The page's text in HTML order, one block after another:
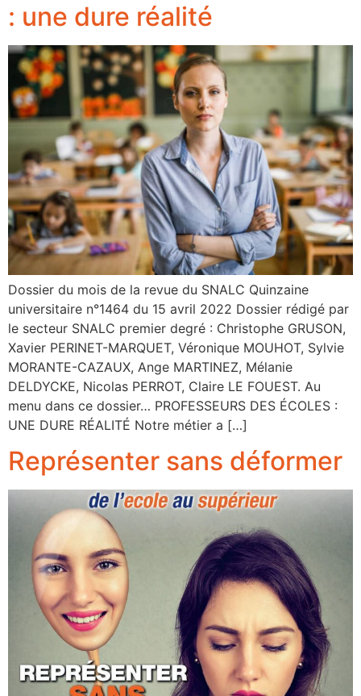
: une dure réalité
Dossier du mois de la revue du SNALC Quinzaine
universitaire n°1464 du 15 avril 2022 Dossier rédigé par
le secteur SNALC premier degré : Christophe GRUSON,
Xavier PERINET-MARQUET, Véronique MOUHOT, Sylvie
MORANTE-CAZAUX, Ange MARTINEZ, Mélanie
DELDYCKE, Nicolas PERROT, Claire LE FOUEST. Au
menu dans ce dossier… PROFESSEURS DES ÉCOLES :
UNE DURE RÉALITÉ Notre métier a […]
Représenter sans déformer